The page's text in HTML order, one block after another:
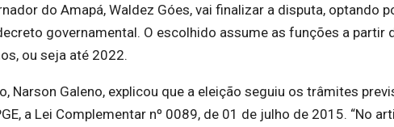
do Amapá, Waldez Góes, vai finalizar a disputa, optando
governamental. O escolhido assume as funções a partir
ou seja até 2022.
Narson Galeno, explicou que a eleição seguiu os trâmites
a Lei Complementar nº 0089, de 01 de julho de 2015. “No